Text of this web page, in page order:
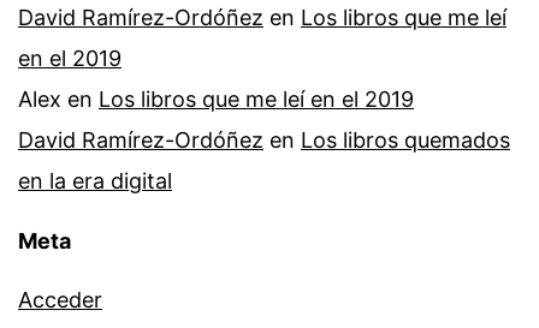
David Ramírez-Ordóñez en Los libros que me leí
en el 2019
Alex en Los libros que me leí en el 2019
David Ramírez-Ordóñez en Los libros quemados
en la era digital
Meta
Acceder